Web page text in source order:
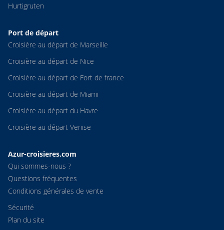
Hurtigruten
Port de départ
Croisière au départ de Marseille
Croisière au départ de Nice
Croisière au départ de Fort de france
Croisière au départ de Miami
Croisière au départ du Havre
Croisière au départ Venise
Azur-croisieres.com
Qui sommes-nous ?
Questions fréquentes
Conditions générales de vente
Sécurité
Plan du site